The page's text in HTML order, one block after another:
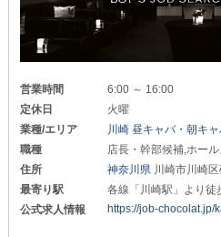
営業時間
6:00 ～ 16:00
定休日
火曜
業種/エリア
川崎 昼キャバ・朝キ
職種
店長・幹部候補,ホー
住所
神奈川県 川崎市川崎
最寄り駅
各線「川崎駅」より徒
公式求人情報
https://job-